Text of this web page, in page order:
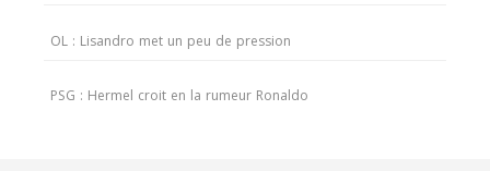
OL : Lisandro met un peu de pression
PSG : Hermel croit en la rumeur Ronaldo